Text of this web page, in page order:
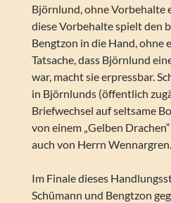
Björnlund, ohne Vorbehalte
diese Vorbehalte spielt den
Bengtzon in die Hand, ohne
Tatsache, dass Björnlund
war, macht sie erpressbar.
in Björnlunds (öffentlich
Briefwechsel auf seltsame
von einem „Gelben
auch von Herrn Wennargren.
Im Finale dieses
Schümann und Bengtzon